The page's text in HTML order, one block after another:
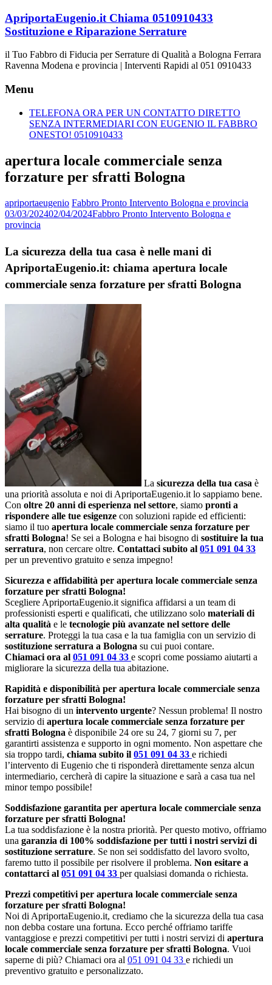
Vai
al
contenuto
ApriportaEugenio.it Chiama 0510910433
Sostituzione e Riparazione Serrature
il Tuo Fabbro di Fiducia per Serrature di Qualità a Bologna Ferrara
Ravenna Modena e provincia | Interventi Rapidi al 051 0910433
Menu
TELEFONA ORA PER UN CONTATTO DIRETTO
SENZA INTERMEDIARI CON EUGENIO IL FABBRO
ONESTO! 0510910433
apertura locale commerciale senza
forzature per sfratti Bologna
apriportaeugenio Fabbro Pronto Intervento Bologna e provincia
03/03/202402/04/2024Fabbro Pronto Intervento Bologna e
provincia
La sicurezza della tua casa è nelle mani di
ApriportaEugenio.it: chiama apertura locale
commerciale senza forzature per sfratti Bologna
La sicurezza della tua casa è
una priorità assoluta e noi di ApriportaEugenio.it lo sappiamo bene.
Con oltre 20 anni di esperienza nel settore, siamo pronti a
rispondere alle tue esigenze con soluzioni rapide ed efficienti:
siamo il tuo apertura locale commerciale senza forzature per
sfratti Bologna! Se sei a Bologna e hai bisogno di sostituire la tua
serratura, non cercare oltre. Contattaci subito al 051 091 04 33
per un preventivo gratuito e senza impegno!
Sicurezza e affidabilità per apertura locale commerciale senza
forzature per sfratti Bologna!
Scegliere ApriportaEugenio.it significa affidarsi a un team di
professionisti esperti e qualificati, che utilizzano solo materiali di
alta qualità e le tecnologie più avanzate nel settore delle
serrature. Proteggi la tua casa e la tua famiglia con un servizio di
sostituzione serratura a Bologna su cui puoi contare.
Chiamaci ora al 051 091 04 33 e scopri come possiamo aiutarti a
migliorare la sicurezza della tua abitazione.
Rapidità e disponibilità per apertura locale commerciale senza
forzature per sfratti Bologna!
Hai bisogno di un intervento urgente? Nessun problema! Il nostro
servizio di apertura locale commerciale senza forzature per
sfratti Bologna è disponibile 24 ore su 24, 7 giorni su 7, per
garantirti assistenza e supporto in ogni momento. Non aspettare che
sia troppo tardi, chiama subito il 051 091 04 33 e richiedi
l’intervento di Eugenio che ti risponderà direttamente senza alcun
intermediario, cercherà di capire la situazione e sarà a casa tua nel
minor tempo possibile!
Soddisfazione garantita per apertura locale commerciale senza
forzature per sfratti Bologna!
La tua soddisfazione è la nostra priorità. Per questo motivo, offriamo
una garanzia di 100% soddisfazione per tutti i nostri servizi di
sostituzione serrature. Se non sei soddisfatto del lavoro svolto,
faremo tutto il possibile per risolvere il problema. Non esitare a
contattarci al 051 091 04 33 per qualsiasi domanda o richiesta.
Prezzi competitivi per apertura locale commerciale senza
forzature per sfratti Bologna!
Noi di ApriportaEugenio.it, crediamo che la sicurezza della tua casa
non debba costare una fortuna. Ecco perché offriamo tariffe
vantaggiose e prezzi competitivi per tutti i nostri servizi di apertura
locale commerciale senza forzature per sfratti Bologna. Vuoi
saperne di più? Chiamaci ora al 051 091 04 33 e richiedi un
preventivo gratuito e personalizzato.